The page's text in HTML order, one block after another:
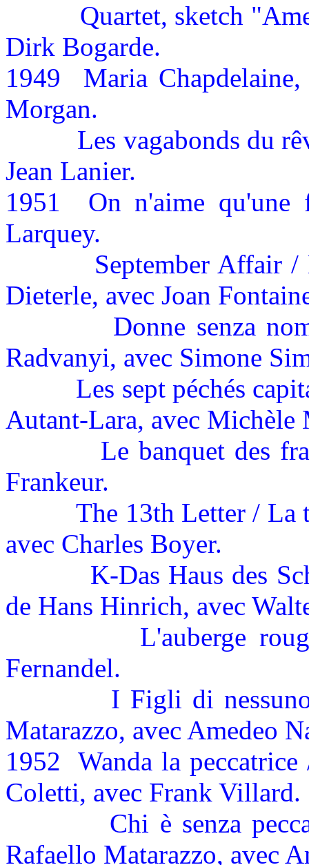
Quartet, sketch
Dirk Bogarde.
1949
Maria
Morgan.
Les vagabonds du
Jean Lanier.
1951
On n'aime qu'une
Larquey.
September Affair
Dieterle, avec Joan
Donne senza
Radvanyi, avec Simone
Les sept péchés
Autant-Lara, avec Michèle
Le banquet des
Frankeur.
The 13th Letter / La
avec Charles Boyer.
K-Das Haus des
de Hans Hinrich, avec
L'auberge
Fernandel.
I Figli di
Matarazzo, avec Amedeo
1952
Wanda la
Coletti, avec Frank Villard.
Chi è senza
Rafaello Matarazzo, avec